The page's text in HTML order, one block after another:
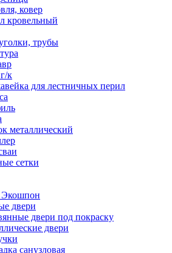
ковер
кровельный
трубы
к
для лестничных перил
металлический
сетки
Экошпон
двери
двери под покраску
двери
санузловая